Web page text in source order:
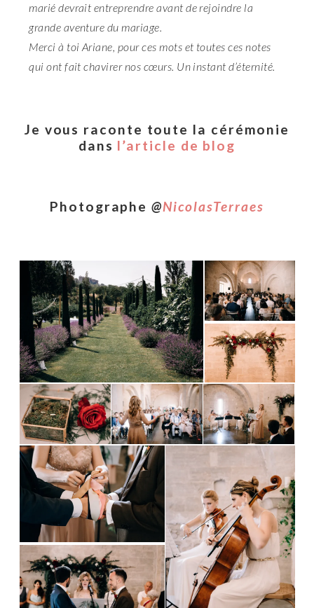
marié devrait entreprendre avant de rejoindre la
grande aventure du mariage.
Merci à toi Ariane, pour ces mots et toutes ces notes
qui ont fait chavirer nos cœurs. Un instant d’éternité.
Je vous raconte toute la cérémonie
dans l’article de blog
Photographe@NicolasTerraes